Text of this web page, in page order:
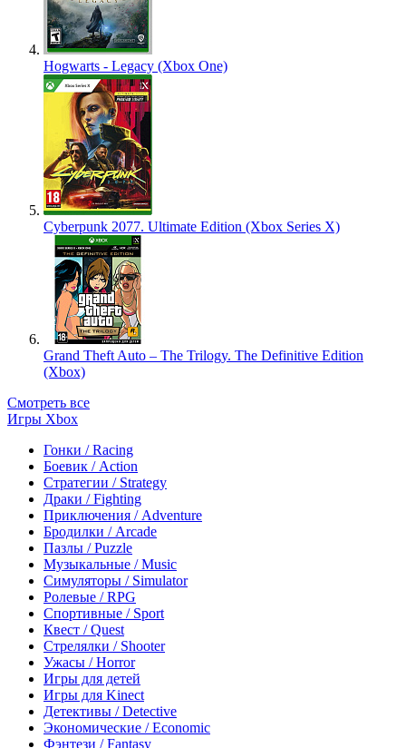
Hogwarts - Legacy (Xbox One)
Cyberpunk 2077. Ultimate Edition (Xbox Series X)
Grand Theft Auto – The Trilogy. The Definitive Edition
(Xbox)
Смотреть все
Игры Xbox
Гонки / Racing
Боевик / Action
Стратегии / Strategy
Драки / Fighting
Приключения / Adventure
Бродилки / Arcade
Пазлы / Puzzle
Музыкальные / Music
Симуляторы / Simulator
Ролевые / RPG
Спортивные / Sport
Квест / Quest
Стрелялки / Shooter
Ужасы / Horror
Игры для детей
Игры для Kinect
Детективы / Detective
Экономические / Economic
Фэнтези / Fantasy